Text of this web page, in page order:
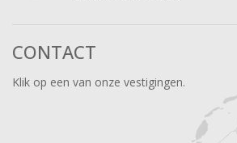
CONTACT
Klik op een van onze vestigingen.